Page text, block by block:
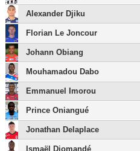
Alexander Djiku
Florian Le Joncour
Johann Obiang
Mouhamadou Dabo
Emmanuel Imorou
Prince Oniangué
Jonathan Delaplace
Ismaël Diomandé